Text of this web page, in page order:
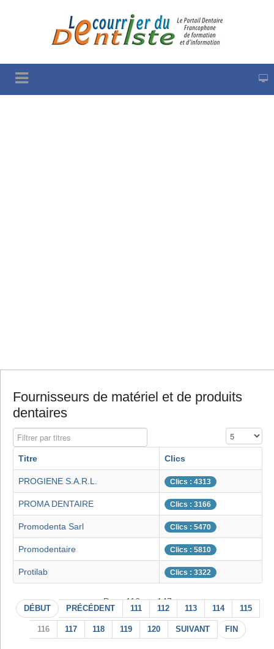
Fournisseurs de matériel et de produits
dentaires
Filtrer par titres Affichage #
Titre Clics
PROGIENE S.A.R.L. Clics : 4313
PROMA DENTAIRE Clics : 3166
Promodenta Sarl Clics : 5470
Promodentaire Clics : 5810
Protilab Clics : 3322
Page 116 sur 147
DÉBUT PRÉCÉDENT 111 112 113 114 115
116 117 118 119 120 SUIVANT FIN